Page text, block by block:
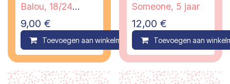
Balou, 18/24
maanden
9,00 €
Toevoegen aan winkelmandje Compare
Someone, 5 jaar
12,00 €
Toevoegen aan